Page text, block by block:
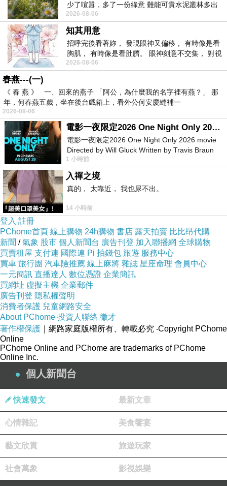
少了喧囂，多了一份綠意 難能可貴水泥叢林多出
一
2026-08-06
知其用意
招呼完後看著妳， 發現眼神又偏移， 有時像是看
胸肌， 有時像是看肚臍。 眼神刻意不交集， 對視
視線不對齊， 讓我很難不
2026-08-06
春燕---(一)
《 春 燕 》 一、回來的燕子 「阿公，為什麼我的名字裡有燕？」 那
年，何春燕五歲，坐在後台戲箱上，看外公何安慶縫補一
2026-08-06
電影一夜限定2026 One Night Only 2026 movie
電影一夜限定2026 One Night Only 2026 movie
Directed by Will Gluck Written by Travis Braun
Starring Monica Barbaro
1 小時前
入禪之境
真的， 太靠近， 我也尿不出。
14 小時前
登入 註冊
PChome首頁 線上購物 24h購物 書店 露天拍賣 比比昂代購
新聞 /氣象 股市 個人新聞台 廣告刊登 加入聯播網 全球購物
買賣租屋 支付連 國際連 Pi 拍錢包 旅遊 服務中心
買車 旅行團 汽車險推薦 線上麻將 雜誌 星座命理 會員中心
一元簡訊 直播達人 數位憑證 企業簡訊
買網址 虛擬主機 企業郵件
廣告刊登 隱私權聲明
消費者保護 兒童網路安全
About PChome 投資人聯絡 徵才
著作權保護 ｜網路家庭版權所有、轉載必究 ‧Copyright PChome
Online
PChome Online and PChome are trademarks of PChome
Online Inc.
個人新聞台
快速發文 最新文章
心情雜記 美食饗宴
藝文欣賞 旅遊玩家
社會萬象 影視娛樂